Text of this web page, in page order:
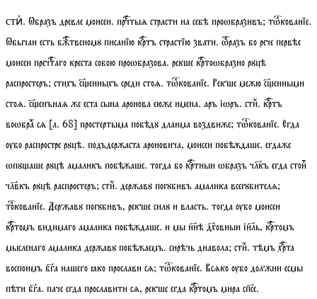
стиⷯ. Ѡбразъ древле моисеи. прчтыѧ страсти на себѣ проѡбразивъ;тѡкованїе.
Ѡбычаи есть бжтвеномꙋ писанїю кртъ страстїю звати. ѡразъ бо рече первѣе
моисеи пречтаго креста собою проѡбразова. рекше кртоѡбразно рꙋцѣ
распростеръ;стихъсенныхъ среди стоѧ.тѡкованїе. Рекше межю сенными
стоѧ. сенънаѧ же еста сына аронова еюже имена. аръ іѡръ.стиⷯ. кртъ
воѡбраⷤ сѧ[л. 68] простертыма побѣдꙋ дланма воздвиже;тѡкованїе. Егда
ѹбо распростре рꙋцѣ. подъдержаста ароновича, моисеи побѣждаше. егдаже
ѡпꙋаше рꙋцѣ амаликъ побѣжаше. тогда бо кртныи ѡбразъ члкъ егда стоиⷮ
члвкъ рꙋцѣ распростеръ;стиⷯ. державꙋ погꙋбивъ амалика всегꙋбителѧ;
токованїе. Державꙋ погꙋбивъ, рекше силꙋ и власть. тогда ѹбо моисеи
кртомъ видимаго амалика побѣждаше. и мы ннѣ дховныи іиль, кртомъ
мысленаго амалика державꙋ побѣжаемъ. сирѣчь диавола;стиⷯ. тѣмъ хрта
воспоимъ бга нашего ꙗко прослави сѧ;тѡкованїе. Всѧко ѹбо должни есмы
пѣти бга. паче егда прославити сѧ, рекше егда кртомъ мира спсе.